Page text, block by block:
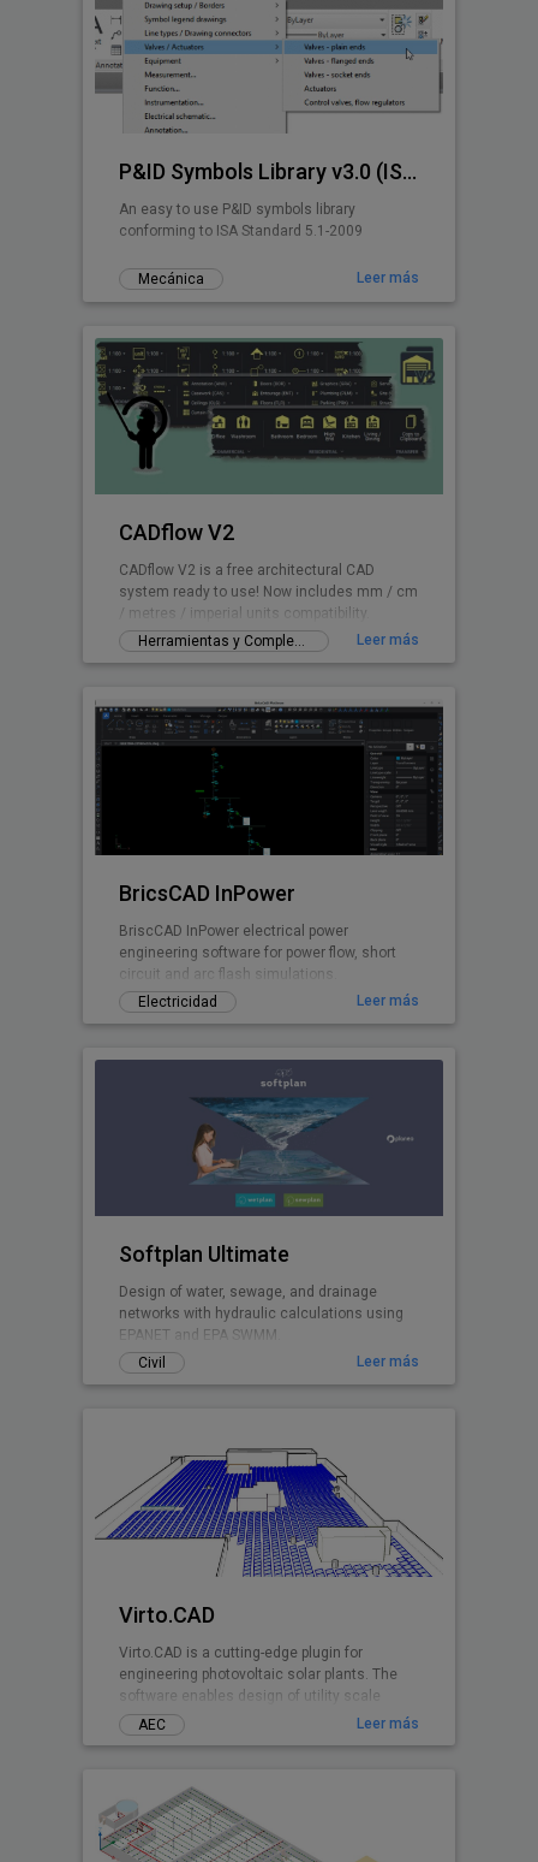
P&ID Symbols Library v3.0 (ISA 5.1-2009)
An easy to use P&ID symbols library
conforming to ISA Standard 5.1-2009
Mecánica Leer más
CADflow V2
CADflow V2 is a free architectural CAD
system ready to use! Now includes mm / cm
/ metres / imperial units compatibility.
Herramientas y Complementos gratuitos
Leer más
BricsCAD InPower
BriscCAD InPower electrical power
engineering software for power flow, short
circuit and arc flash simulations.
Electricidad
Leer más
Softplan Ultimate
Design of water, sewage, and drainage
networks with hydraulic calculations using
EPANET and EPA SWMM.
Civil
Leer más
Virto.CAD
Virto.CAD is a cutting-edge plugin for
engineering photovoltaic solar plants. The
software enables design of utility scale
ground and commercial PV rooftops
AEC Leer más